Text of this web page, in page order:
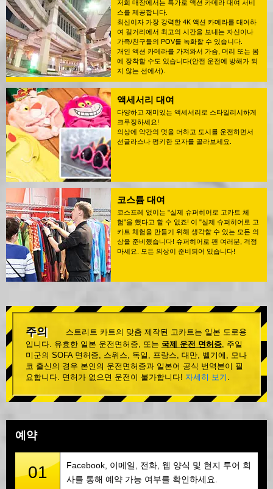
저희 매장에서는 특가로 액션 카메라 대여 서비
스를 제공합니다.
최신이자 가장 강력한 4K 액션 카메라를 대여하
여 길거리에서 최고의 시간을 보내는 자신이나
가족/친구들의 POV를 녹화할 수 있습니다.
개인 액션 카메라를 가져와서 가슴, 머리 또는 몸
에 장착할 수도 있습니다(안전 운전에 방해가 되
지 않는 선에서).
액세서리 대여
다양하고 재미있는 액세서리로 스타일리시하게
크루징하세요!
의상에 약간의 멋을 더하고 도시를 운전하면서
선글라스나 펑키한 모자를 골라보세요.
코스튬 대여
코스프레 없이는 "실제 슈퍼히어로 고카트 체
험"을 했다고 할 수 없죠! 이 "실제 슈퍼히어로 고
카트 체험을 만들기 위해 생각할 수 있는 모든 의
상을 준비했습니다! 슈퍼히어로 팬 여러분, 걱정
마세요. 모든 의상이 준비되어 있습니다!
주의
스트리트 카트의 맞춤 제작된 고카트는 일본 도로용
입니다. 유효한 일본 운전면허증, 또는 국제 운전 면허증, 주일
미군의 SOFA 면허증, 스위스, 독일, 프랑스, 대만, 벨기에, 모나
코 출신의 경우 본인의 운전면허증과 일본어 공식 번역본이 필
요합니다. 면허가 없으면 운전이 불가합니다! 자세히 보기 .
예약
01
Facebook, 이메일, 전화, 웹 양식 및 현지 투어 회
사를 통해 예약 가능 여부를 확인하세요.